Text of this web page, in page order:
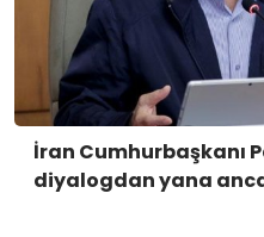
İran Cumhurbaşkanı
diyalogdan yana